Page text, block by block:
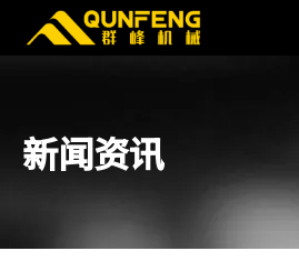
新闻资讯